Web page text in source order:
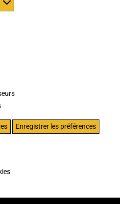
Enregistrer les préférences